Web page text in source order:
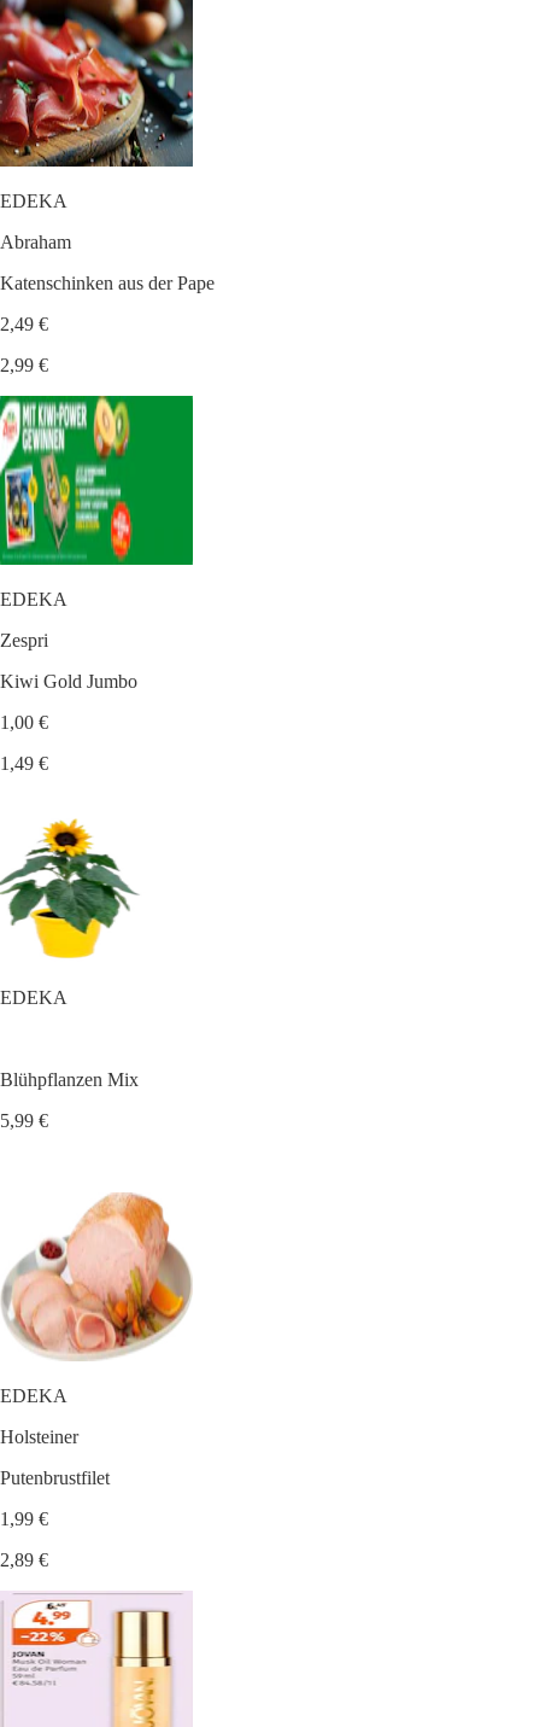
EDEKA
Abraham
Katenschinken aus der Pape
2,49 €
2,99 €
EDEKA
Zespri
Kiwi Gold Jumbo
1,00 €
1,49 €
EDEKA
Blühpflanzen Mix
5,99 €
EDEKA
Holsteiner
Putenbrustfilet
1,99 €
2,89 €